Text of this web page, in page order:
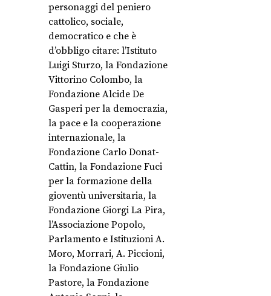
personaggi del peniero
cattolico, sociale,
democratico e che è
d’obbligo citare: l’Istituto
Luigi Sturzo, la Fondazione
Vittorino Colombo, la
Fondazione Alcide De
Gasperi per la democrazia,
la pace e la cooperazione
internazionale, la
Fondazione Carlo Donat-
Cattin, la Fondazione Fuci
per la formazione della
gioventù universitaria, la
Fondazione Giorgi La Pira,
l’Associazione Popolo,
Parlamento e Istituzioni A.
Moro, Morrari, A. Piccioni,
la Fondazione Giulio
Pastore, la Fondazione